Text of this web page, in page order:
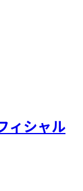
ィシャル